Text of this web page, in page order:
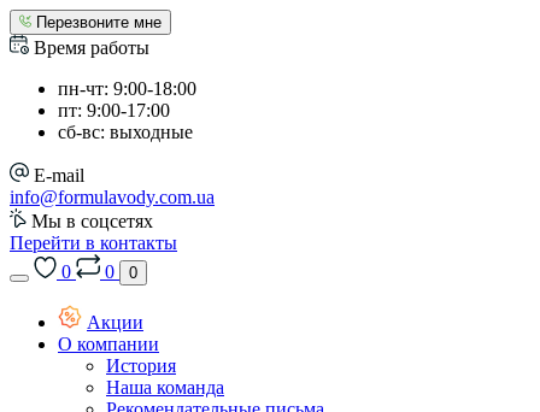
Перезвоните мне
Время работы
пн-чт: 9:00-18:00
пт: 9:00-17:00
сб-вс: выходные
E-mail
info@formulavody.com.ua
Мы в соцсетях
Перейти в контакты
0
0 0
Акции
О компании
История
Наша команда